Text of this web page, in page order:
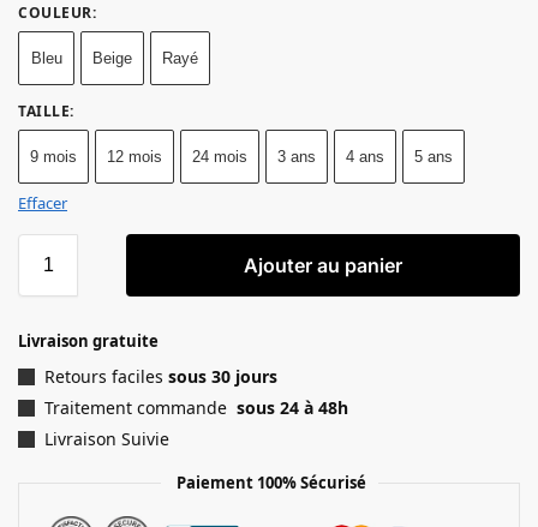
COULEUR:
Bleu Beige Rayé
TAILLE:
9 mois 12 mois 24 mois 3 ans 4 ans 5 ans
Effacer
Ajouter au panier
Livraison gratuite
Retours faciles sous 30 jours
Traitement commande sous 24 à 48h
Livraison Suivie
Paiement 100% Sécurisé